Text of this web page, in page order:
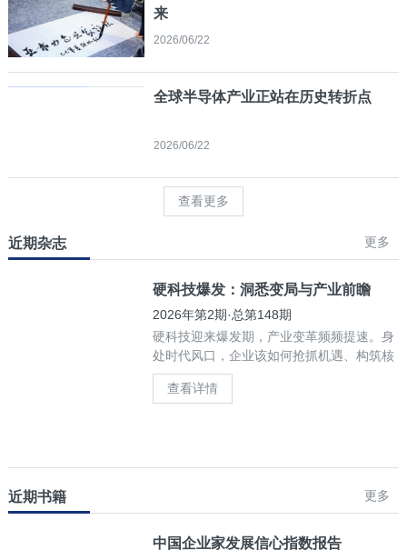
来
2026/06/22
全球半导体产业正站在历史转折点
2026/06/22
查看更多
近期杂志 更多
硬科技爆发：洞悉变局与产业前瞻
2026年第2期·总第148期
硬科技迎来爆发期，产业变革频频提速。身
处时代风口，企业该如何抢抓机遇、构筑核
心竞争力？
查看详情
近期书籍 更多
中国企业家发展信心指数报告